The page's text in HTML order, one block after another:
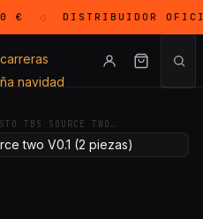
€ ◇ DISTRIBUIDOR
TBS SOURCE TWO…